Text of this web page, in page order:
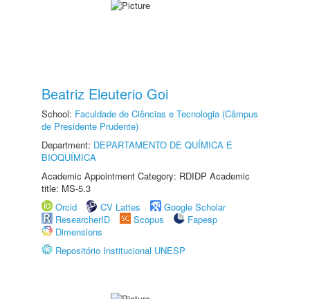
Beatriz Eleuterio Goi
School: Faculdade de Ciências e Tecnologia (Câmpus
de Presidente Prudente)
Department: DEPARTAMENTO DE QUÍMICA E
BIOQUÍMICA
Academic Appointment Category: RDIDP Academic
title: MS-5.3
Orcid
CV Lattes
Google Scholar
ResearcherID
Scopus
Fapesp
Dimensions
Repositório Institucional UNESP